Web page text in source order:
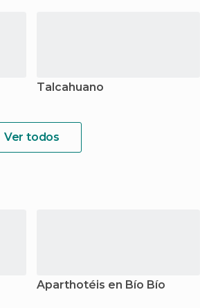
Talcahuano
Ver todos
Aparthotéis en Bío Bío